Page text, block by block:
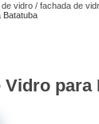
vidro
fachada de
Batatuba
Vidro para